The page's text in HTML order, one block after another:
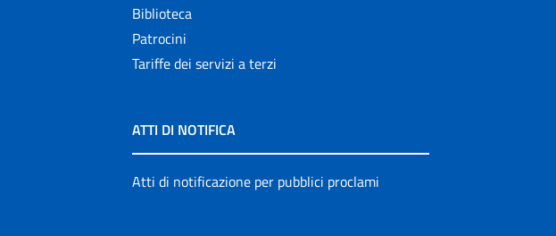
Biblioteca
Patrocini
Tariffe dei servizi a terzi
ATTI DI NOTIFICA
Atti di notificazione per pubblici proclami